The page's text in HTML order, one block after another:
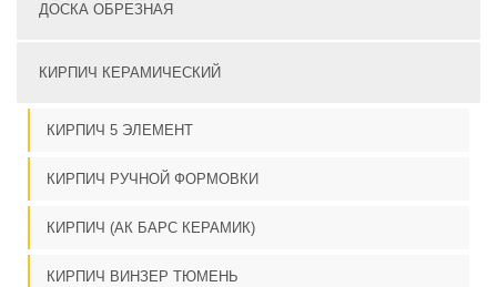
ДОСКА ОБРЕЗНАЯ
КИРПИЧ КЕРАМИЧЕСКИЙ
КИРПИЧ 5 ЭЛЕМЕНТ
КИРПИЧ РУЧНОЙ ФОРМОВКИ
КИРПИЧ (АК БАРС КЕРАМИК)
КИРПИЧ ВИНЗЕР ТЮМЕНЬ